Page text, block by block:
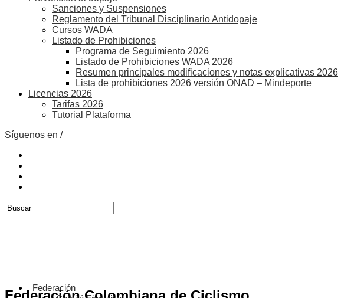
Sanciones y Suspensiones
Reglamento del Tribunal Disciplinario Antidopaje
Cursos WADA
Listado de Prohibiciones
Programa de Seguimiento 2026
Listado de Prohibiciones WADA 2026
Resumen principales modificaciones y notas explicativas 2026
Lista de prohibiciones 2026 versión ONAD – Mindeporte
Licencias 2026
Tarifas 2026
Tutorial Plataforma
Síguenos en /
Federación